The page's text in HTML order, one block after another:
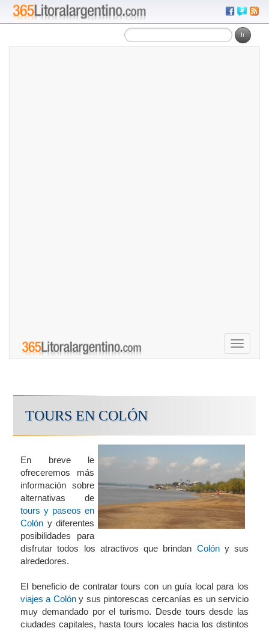
Toggle
TOURS EN COLÓN
En breve le
ofreceremos más
información sobre
alternativas de
tours y paseos en
Colón y diferentes
posibilidades para
disfrutar todos los atractivos que brindan Colóny sus
alrededores.
El beneficio de contratar tours con un guía local para los
viajes a Colóny sus pintorescas cercanías es un servicio
muy demandado por el turismo. Desde tours desde las
ciudades capitales, hasta tours locales hacia los distintos